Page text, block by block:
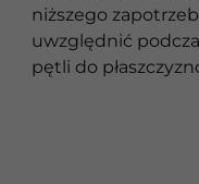
niższego
uwzględnić
pętli do